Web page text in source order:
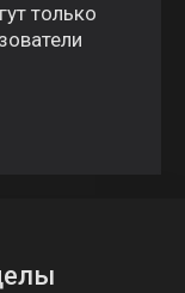
только